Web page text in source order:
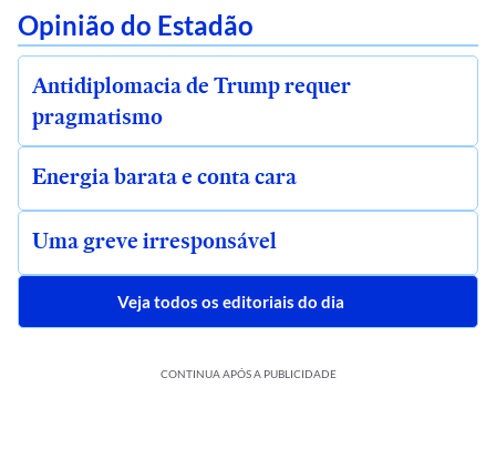
Opinião do Estadão
Antidiplomacia de Trump requer
pragmatismo
Energia barata e conta cara
Uma greve irresponsável
Veja todos os editoriais do dia
CONTINUA APÓS A PUBLICIDADE